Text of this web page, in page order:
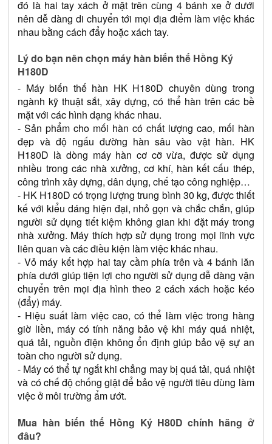
đó là hai tay xách ở mặt trên cùng 4 bánh xe ở dưới
nên dễ dàng di chuyển tới mọi địa điểm làm việc khác
nhau bằng cách đẩy hoặc xách tay.
Lý do bạn nên chọn máy hàn biến thế Hồng Ký
H180D
- Máy biến thế hàn HK H180D chuyên dùng trong
ngành kỹ thuật sắt, xây dựng, có thể hàn trên các bề
mặt với các hình dạng khác nhau.
- Sản phẩm cho mối hàn có chất lượng cao, mối hàn
đẹp và độ ngấu đường hàn sâu vào vật hàn. HK
H180D là dòng máy hàn cơ cỡ vừa, được sử dụng
nhiều trong các nhà xưởng, cơ khí, hàn kết cấu thép,
công trình xây dựng, dân dụng, chế tạo công nghiệp…
- HK H180D có trọng lượng trung bình 30 kg, được thiết
kế với kiểu dáng hiện đại, nhỏ gọn và chắc chắn, giúp
người sử dụng tiết kiệm không gian khi đặt máy trong
nhà xưởng. Máy thích hợp sử dụng trong mọi lĩnh vực
liên quan và các điều kiện làm việc khác nhau.
- Vỏ máy kết hợp hai tay cầm phía trên và 4 bánh lăn
phía dưới giúp tiện lợi cho người sử dụng dễ dàng vận
chuyển trên mọi địa hình theo 2 cách xách hoặc kéo
(đẩy) máy.
- Hiệu suất làm việc cao, có thể làm việc trong hàng
giờ liền, máy có tính năng bảo vệ khi máy quá nhiệt,
quá tải, nguồn điện không ổn định giúp bảo vệ sự an
toàn cho người sử dụng.
- Máy có thể tự ngắt khi chẳng may bị quá tải, quá nhiệt
và có chế độ chống giật để bảo vệ người tiêu dùng làm
việc ở môi trường ẩm ướt.
Mua hàn biến thế Hồng Ký H80D chính hãng ở
đâu?